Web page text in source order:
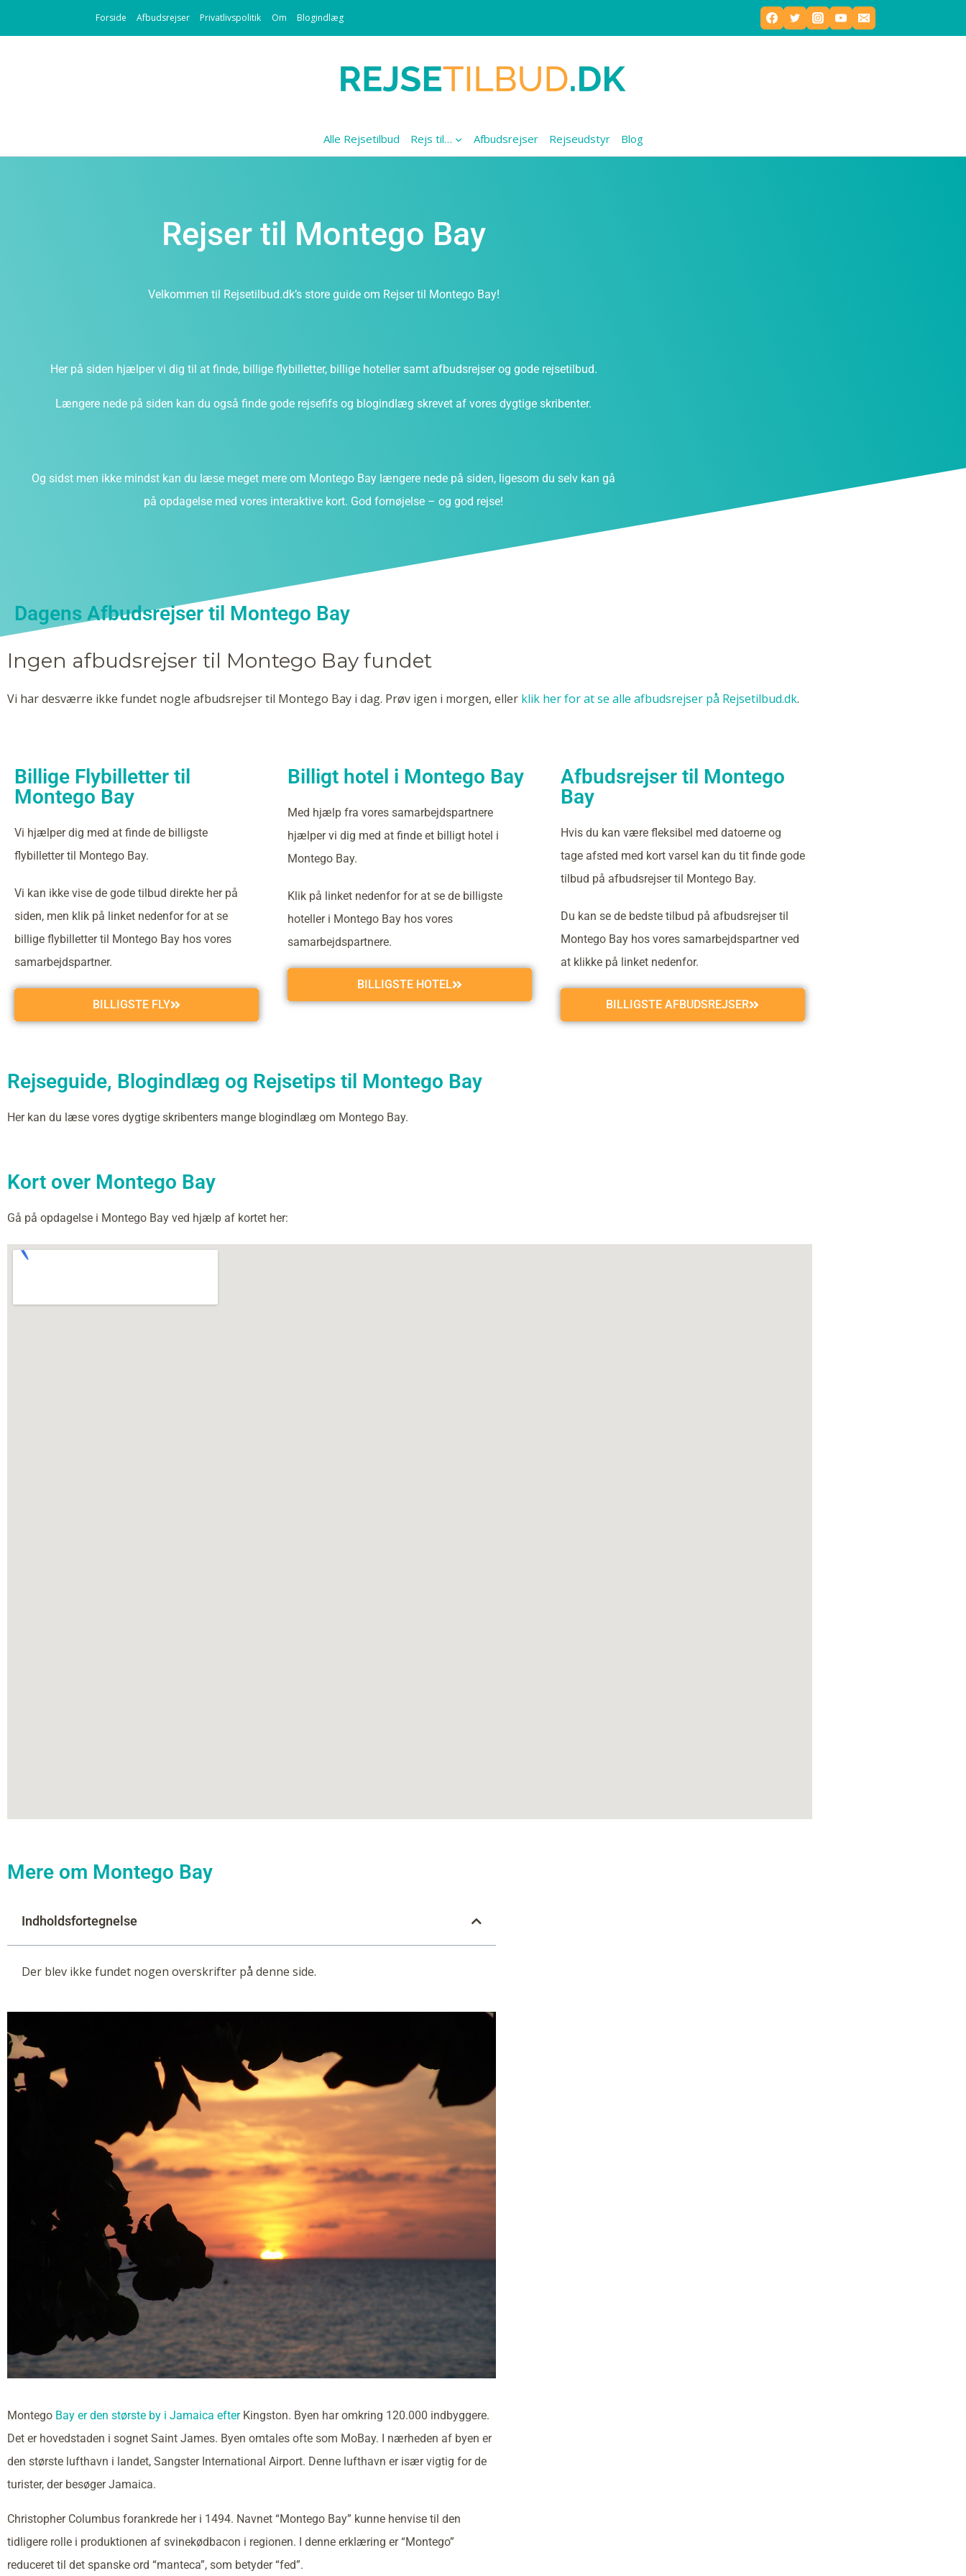
Forside Afbudsrejser Privatlivspolitik Om Blogindlæg
Alle Rejsetilbud Rejs til… Afbudsrejser Rejseudstyr Blog
Rejser til Montego Bay
Velkommen til Rejsetilbud.dk’s store guide om Rejser til Montego Bay!
Her på siden hjælper vi dig til at finde, billige flybilletter, billige hoteller samt afbudsrejser og gode rejsetilbud.
Længere nede på siden kan du også finde gode rejsefifs og blogindlæg skrevet af vores dygtige skribenter.
Og sidst men ikke mindst kan du læse meget mere om Montego Bay længere nede på siden, ligesom du selv kan gå
på opdagelse med vores interaktive kort. God fornøjelse – og god rejse!
Dagens Afbudsrejser til Montego Bay
Ingen afbudsrejser til Montego Bay fundet
Vi har desværre ikke fundet nogle afbudsrejser til Montego Bay i dag. Prøv igen i morgen, eller klik her for at se alle afbudsrejser på Rejsetilbud.dk.
Billige Flybilletter til
Montego Bay
Vi hjælper dig med at finde de billigste
flybilletter til Montego Bay.
Vi kan ikke vise de gode tilbud direkte her på
siden, men klik på linket nedenfor for at se
billige flybilletter til Montego Bay hos vores
samarbejdspartner.
BILLIGSTE FLY
Billigt hotel i Montego Bay
Med hjælp fra vores samarbejdspartnere
hjælper vi dig med at finde et billigt hotel i
Montego Bay.
Klik på linket nedenfor for at se de billigste
hoteller i Montego Bay hos vores
samarbejdspartnere.
BILLIGSTE HOTEL
Afbudsrejser til Montego
Bay
Hvis du kan være fleksibel med datoerne og
tage afsted med kort varsel kan du tit finde gode
tilbud på afbudsrejser til Montego Bay.
Du kan se de bedste tilbud på afbudsrejser til
Montego Bay hos vores samarbejdspartner ved
at klikke på linket nedenfor.
BILLIGSTE AFBUDSREJSER
Rejseguide, Blogindlæg og Rejsetips til Montego Bay
Her kan du læse vores dygtige skribenters mange blogindlæg om Montego Bay.
Kort over Montego Bay
Gå på opdagelse i Montego Bay ved hjælp af kortet her:
Mere om Montego Bay
Indholdsfortegnelse
Der blev ikke fundet nogen overskrifter på denne side.
Montego Bay er den største by i Jamaica efterKingston. Byen har omkring 120.000 indbyggere.
Det er hovedstaden i sognet Saint James. Byen omtales ofte som MoBay. I nærheden af byen er
den største lufthavn i landet, Sangster International Airport. Denne lufthavn er især vigtig for de
turister, der besøger Jamaica.
Christopher Columbus forankrede her i 1494. Navnet “Montego Bay” kunne henvise til den
tidligere rolle i produktionen af svinekødbacon i regionen. I denne erklæring er “Montego”
reduceret til det spanske ord “manteca”, som betyder “fed”.